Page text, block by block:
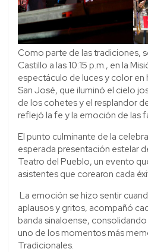
Como parte de las tradiciones,
Castillo a las 10:15 p.m., en la
espectáculo de luces y color en
San José, que iluminó el cielo
de los cohetes y el resplandor
reflejó la fe y la emoción de las
El punto culminante de la
esperada presentación estelar
Teatro del Pueblo, un evento
asistentes que corearon cada
La emoción se hizo sentir
aplausos y gritos, acompañó
banda sinaloense,
uno de los momentos más
Tradicionales.